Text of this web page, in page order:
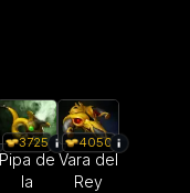
3725
Pipa de
la
4050
Vara del
Rey